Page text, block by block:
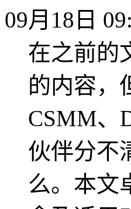
09月18日
在之前的
的内容，
CSMM、
伙伴分不
么。本文